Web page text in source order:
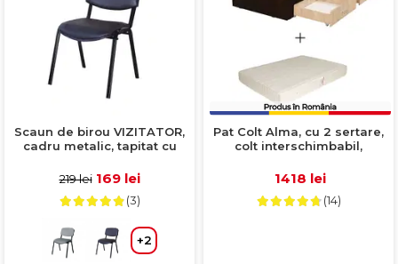
Scaun de birou VIZITATOR,
cadru metalic, tapitat cu
52x44x76 cm
219 lei 169 lei
(3)
+2
Pat Colt Alma, cu 2 sertare,
colt interschimbabil,
deschis + Saltea
cm
1418 lei
(14)